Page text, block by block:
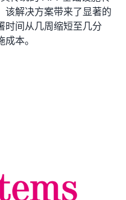
该解决方案带来了显著的
时间从几周缩短至几分
本。